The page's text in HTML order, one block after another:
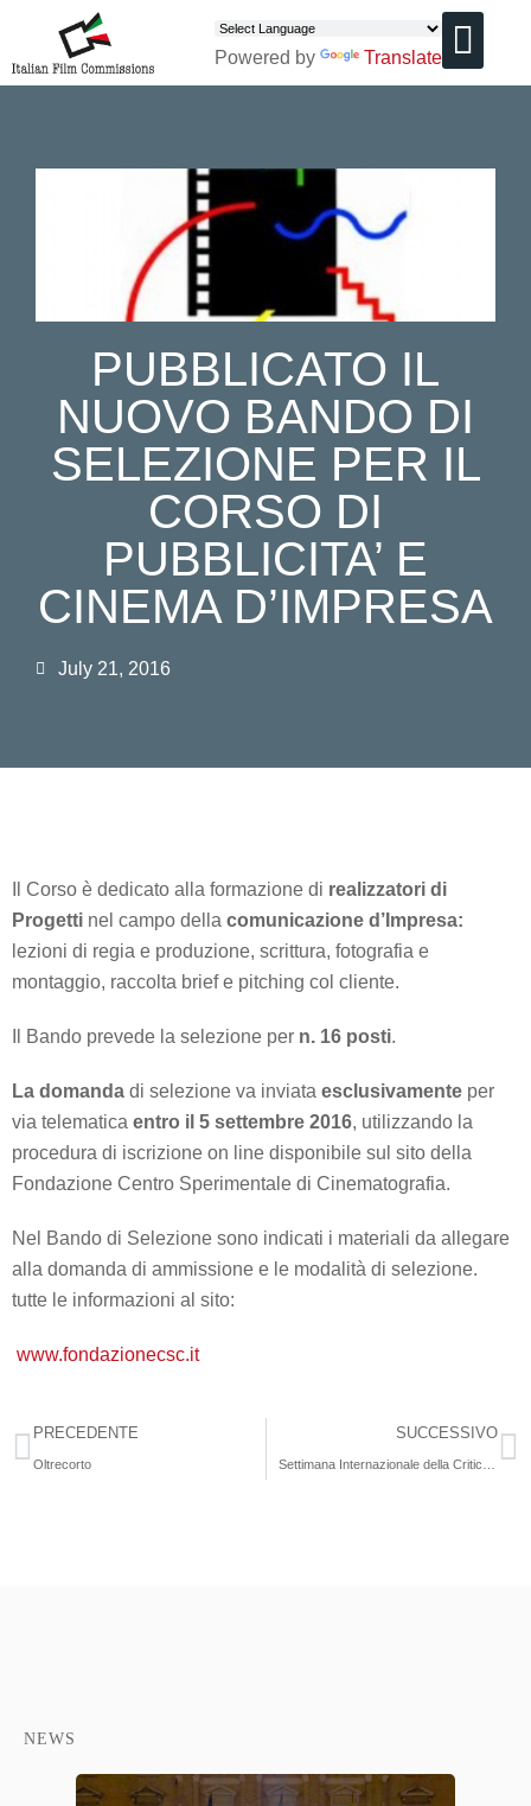
Powered by Translate
PUBBLICATO IL
NUOVO BANDO DI
SELEZIONE PER IL
CORSO DI
PUBBLICITA’ E
CINEMA D’IMPRESA
July 21, 2016
Il Corso è dedicato alla formazione di realizzatori di
Progetti nel campo della comunicazione d’Impresa:
lezioni di regia e produzione, scrittura, fotografia e
montaggio, raccolta brief e pitching col cliente.
Il Bando prevede la selezione per n. 16 posti.
La domanda di selezione va inviata esclusivamente per
via telematica entro il 5 settembre 2016, utilizzando la
procedura di iscrizione on line disponibile sul sito della
Fondazione Centro Sperimentale di Cinematografia.
Nel Bando di Selezione sono indicati i materiali da allegare
alla domanda di ammissione e le modalità di selezione.
tutte le informazioni al sito:
www.fondazionecsc.it
PRECEDENTE
Oltrecorto
SUCCESSIVO
NEWS